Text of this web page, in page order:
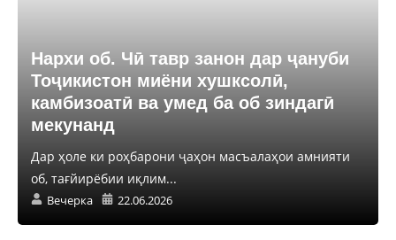
Нархи об. Чӣ тавр занон дар ҷануби
Тоҷикистон миёни хушксолӣ,
камбизоатӣ ва умед ба об зиндагӣ
мекунанд
Дар ҳоле ки роҳбарони ҷаҳон масъалаҳои амнияти
об, тағйирёбии иқлим...
Вечерка 22.06.2026